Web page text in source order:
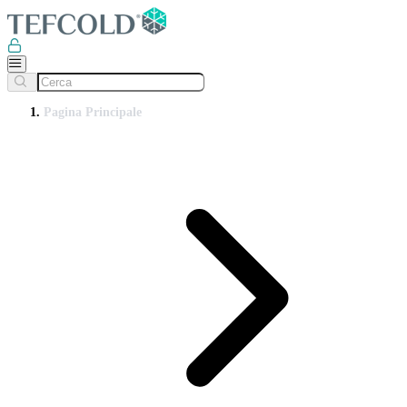
Pagina Principale